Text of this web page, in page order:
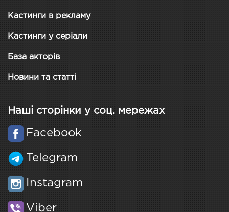
Кастинги в рекламу
Кастинги у серіали
База акторів
Новини та статті
Наші сторінки у соц. мережах
Facebook
Telegram
Instagram
Viber